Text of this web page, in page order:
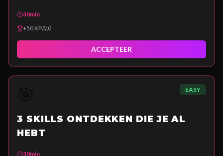
30min
+50XP 0
ACCEPTEER
EASY
3 SKILLS ONTDEKKEN DIE JE AL
HEBT
30min